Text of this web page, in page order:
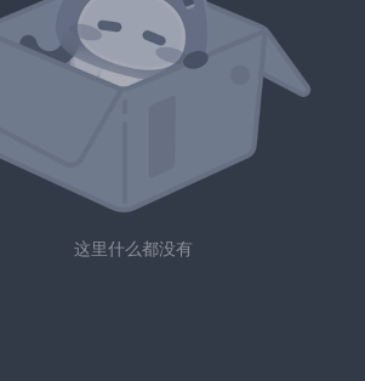
这里什么都没有